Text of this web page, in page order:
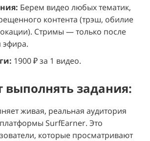
Берем видео любых тематик,
контента (трэш, обилие
Стримы — только после
эфира.
1900 ₽ за 1 видео.
выполнять задания:
живая, реальная аудитория
SurfEarner. Это
которые просматривают